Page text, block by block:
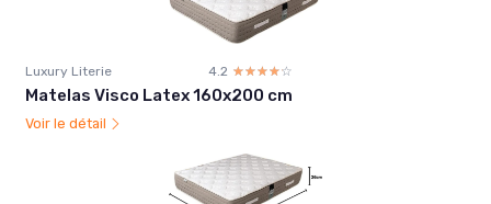
Luxury Literie 4.2 ☆☆☆☆☆
★★★★★
Matelas Visco Latex 160x200 cm
Voir le détail